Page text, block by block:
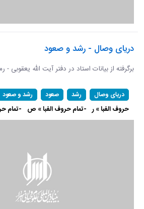
دریای وصال - رشد و صعود
برگرفته از بیانات استاد در دفتر آیت الله یعقوبی -
دریای وصال رشد صعود رشد و صعود
حروف الفبا » ر -تمام حروف الفبا » ص -تمام